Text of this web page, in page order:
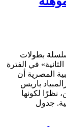
بطولات
في الفترة
المصرية أن
باريس
نظرًا لكونها
جدول